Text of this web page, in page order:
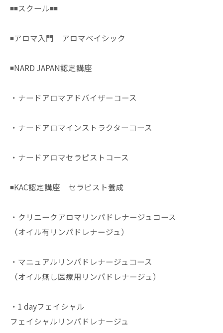
◾️◾️スクール◾️◾️
◾️アロマ入門 アロマベイシック
◾️NARD JAPAN認定講座
・ナードアロマアドバイザーコース
・ナードアロマインストラクターコース
・ナードアロマセラピストコース
◾️KAC認定講座 セラピスト養成
・クリニークアロマリンパドレナージュコース
（オイル有リンパドレナージュ）
・マニュアルリンパドレナージュコース
（オイル無し医療用リンパドレナージュ）
・1 dayフェイシャル
フェイシャルリンパドレナージュ